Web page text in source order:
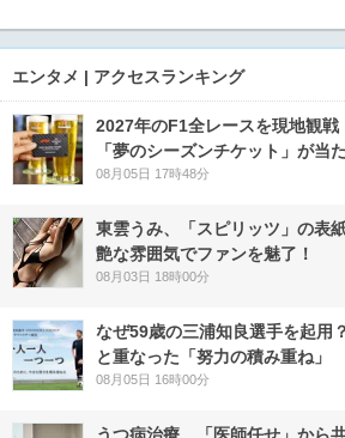
エンタメ | アクセスランキング
2027年のF1全レースを現地観戦
「夢のシーズンチケット」が当
08月05日 17時48分
東雲うみ、「スピリッツ」の表
艶な雰囲気でファンを魅了！
08月03日 18時00分
なぜ59歳の三浦知良選手を起
と重なった「努力の積み重ね」
08月05日 16時00分
うつ病治療、「医師任せ」から